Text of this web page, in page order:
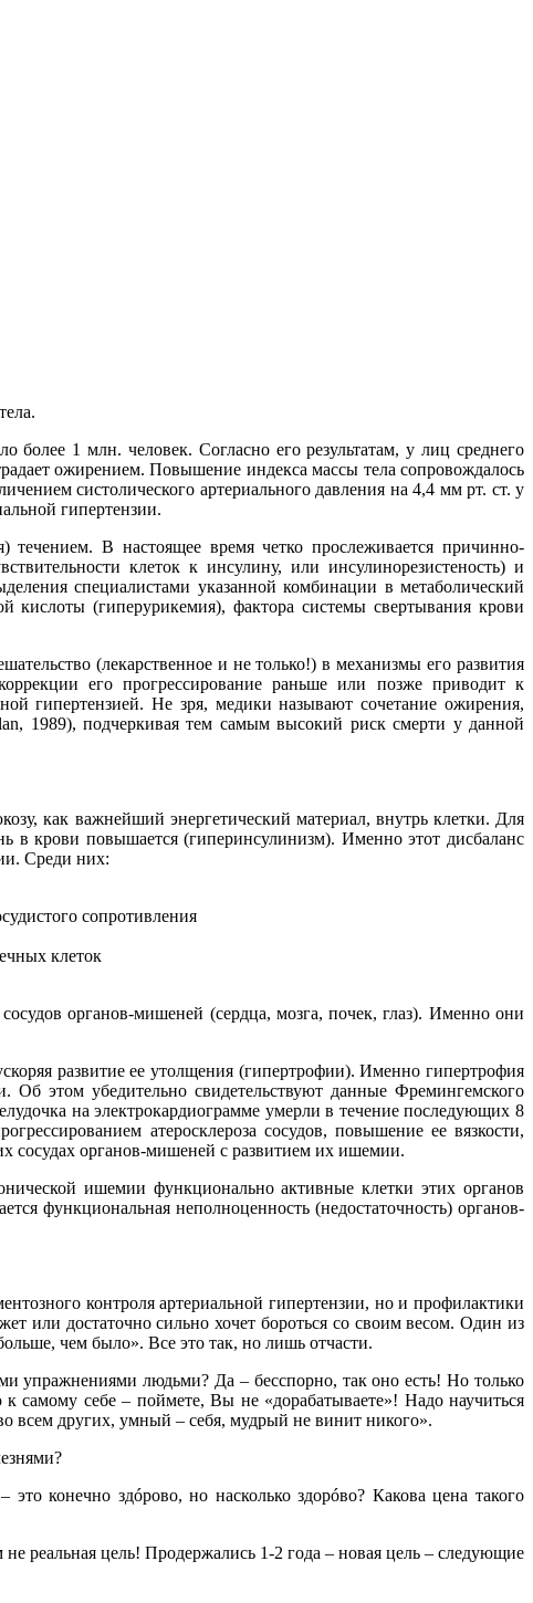
более 1 млн. человек. Согласно его результатам, у лиц среднего
ожирением. Повышение индекса массы тела сопровождалось
систолического артериального давления на 4,4 мм рт. ст. у
гипертензии.
течением. В настоящее время четко прослеживается причинно-
клеток к инсулину, или инсулинорезистеность) и
специалистами указанной комбинации в метаболический
(гиперурикемия), фактора системы свертывания крови
(лекарственное и не только!) в механизмы его развития
его прогрессирование раньше или позже приводит к
гипертензией. Не зря, медики называют сочетание ожирения,
1989), подчеркивая тем самым высокий риск смерти у данной
как важнейший энергетический материал, внутрь клетки. Для
в крови повышается (гиперинсулинизм). Именно этот дисбаланс
Среди них:
сопротивления
клеток
органов-мишеней (сердца, мозга, почек, глаз). Именно они
развитие ее утолщения (гипертрофии). Именно гипертрофия
Об этом убедительно свидетельствуют данные Фремингемского
на электрокардиограмме умерли в течение последующих 8
атеросклероза сосудов, повышение ее вязкости,
сосудах органов-мишеней с развитием их ишемии.
ишемии функционально активные клетки этих органов
функциональная неполноценность (недостаточность) органов-
контроля артериальной гипертензии, но и профилактики
или достаточно сильно хочет бороться со своим весом. Один из
чем было». Все это так, но лишь отчасти.
упражнениями людьми? Да – бесспорно, так оно есть! Но только
самому себе – поймете, Вы не «дорабатываете»! Надо научиться
всем других, умный – себя, мудрый не винит никого».
конечно здóрово, но насколько здорóво? Какова цена такого
реальная цель! Продержались 1-2 года – новая цель – следующие